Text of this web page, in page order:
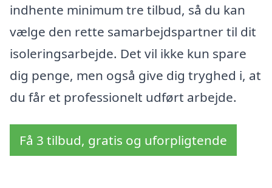
indhente minimum tre tilbud, så du kan
vælge den rette samarbejdspartner til dit
isoleringsarbejde. Det vil ikke kun spare
dig penge, men også give dig tryghed i, at
du får et professionelt udført arbejde.
Få 3 tilbud, gratis og uforpligtende